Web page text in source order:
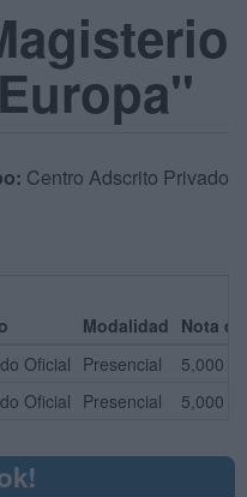
Centro Adscrito Privado
Modalidad Nota
Oficial Presencial
5,000
Oficial Presencial 5,000